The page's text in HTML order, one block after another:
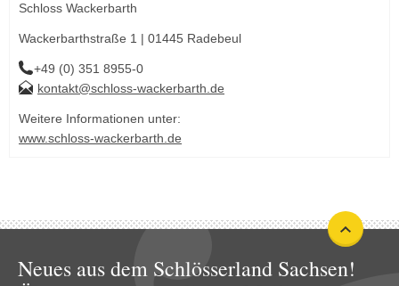
Schloss Wackerbarth
Wackerbarthstraße 1 | 01445 Radebeul
+49 (0) 351 8955-0
kontakt@schloss-wackerbarth.de
Weitere Informationen unter:
www.schloss-wackerbarth.de
Neues aus dem Schlösserland Sachsen!